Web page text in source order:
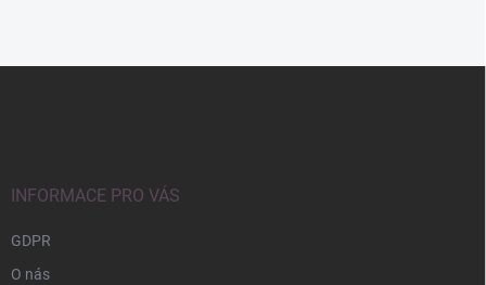
INFORMACE PRO VÁS
GDPR
O nás